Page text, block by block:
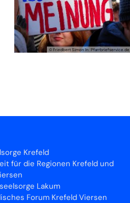
© Friedbert Simon In: Pfarrbriefservice.de
Krefeld
für die Regionen Krefeld und
Lakum
Forum Krefeld Viersen